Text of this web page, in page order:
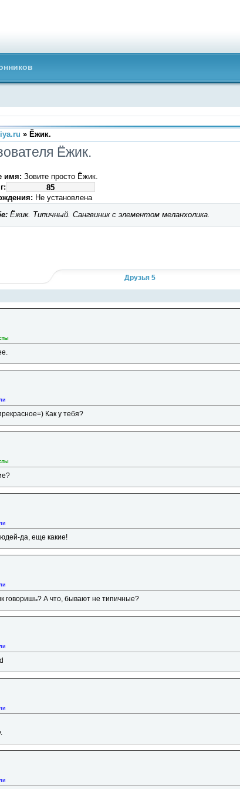
» Ёжик.
Ёжик.
имя: Зовите просто Ёжик.
85
Не установлена
Ёжик. Типичный. Сангвиник с элементом меланхолика.
Кликните, чтобы прочесть полностью...
Друзья 5
Как у тебя?
да, еще какие!
говоришь? А что, бывают не типичные?